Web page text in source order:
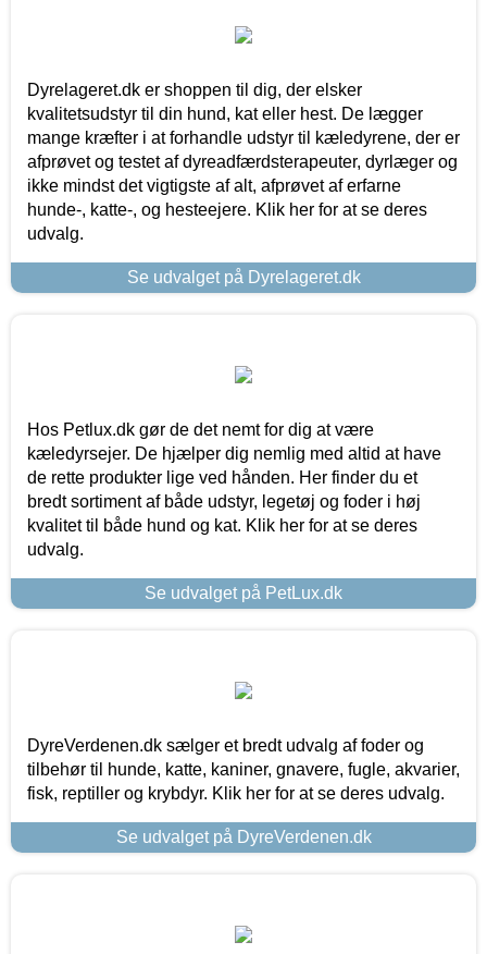
Dyrelageret.dk er shoppen til dig, der elsker
kvalitetsudstyr til din hund, kat eller hest. De lægger
mange kræfter i at forhandle udstyr til kæledyrene, der er
afprøvet og testet af dyreadfærdsterapeuter, dyrlæger og
ikke mindst det vigtigste af alt, afprøvet af erfarne
hunde-, katte-, og hesteejere. Klik her for at se deres
udvalg.
Se udvalget på Dyrelageret.dk
Hos Petlux.dk gør de det nemt for dig at være
kæledyrsejer. De hjælper dig nemlig med altid at have
de rette produkter lige ved hånden. Her finder du et
bredt sortiment af både udstyr, legetøj og foder i høj
kvalitet til både hund og kat. Klik her for at se deres
udvalg.
Se udvalget på PetLux.dk
DyreVerdenen.dk sælger et bredt udvalg af foder og
tilbehør til hunde, katte, kaniner, gnavere, fugle, akvarier,
fisk, reptiller og krybdyr. Klik her for at se deres udvalg.
Se udvalget på DyreVerdenen.dk